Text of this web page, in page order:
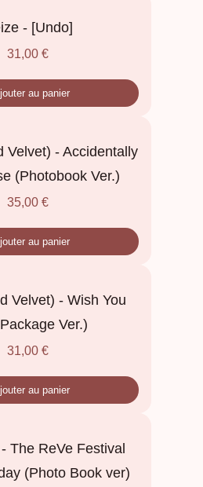
- [Undo]
31,00 €
au panier
Velvet) - Accidentally
(Photobook Ver.)
35,00 €
au panier
Velvet) - Wish You
Ver.)
31,00 €
au panier
The ReVe Festival
(Photo Book ver)